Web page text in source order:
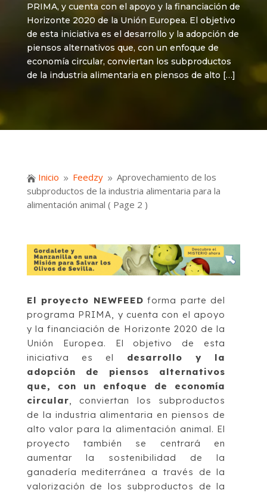
PRIMA, y cuenta con el apoyo y la financiación de
Horizonte 2020 de la Unión Europea. El objetivo
de esta iniciativa es el desarrollo y la adopción de
piensos alternativos que, con un enfoque de
economía circular, conviertan los subproductos
de la industria alimentaria en piensos de alto […]
 Inicio 9 Feedzy 9 Aprovechamiento de los
subproductos de la industria alimentaria para la
alimentación animal ( Page 2 )
El proyecto NEWFEED forma parte del
programa PRIMA, y cuenta con el apoyo
y la financiación de Horizonte 2020 de la
Unión Europea. El objetivo de esta
iniciativa es el desarrollo y la
adopción de piensos alternativos
que, con un enfoque de economía
circular, conviertan los subproductos
de la industria alimentaria en piensos de
alto valor para la alimentación animal. El
proyecto también se centrará en
aumentar la sostenibilidad de la
ganadería mediterránea a través de la
valorización de los subproductos de la